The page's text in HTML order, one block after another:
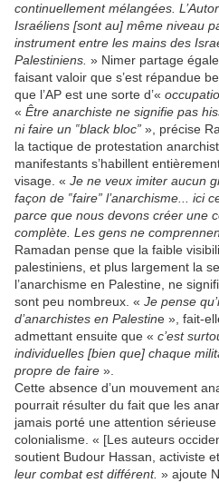
continuellement mélangées.
Israéliens [sont au] même niveau
instrument entre les mains des
Palestiniens. » Nimer partage
faisant valoir que s’est répandue
que l’AP est une sorte d’«
« Être anarchiste ne signifie pas
ni faire un ‟black bloc” », précise
la tactique de protestation
manifestants s’habillent
visage. « Je ne veux imiter aucun
façon de ‟faire” l’anarchisme... ici
parce que nous devons créer une
complète. Les gens ne
Ramadan pense que la faible
palestiniens, et plus largement la
l’anarchisme en Palestine, ne
sont peu nombreux. « Je pense
d’anarchistes en Palestine », fait-
admettant ensuite que « c’est
individuelles [bien que] chaque
propre de faire ».
Cette absence d’un mouvement
pourrait résulter du fait que les
jamais porté une attention
colonialisme. « [Les auteurs
soutient Budour Hassan, activiste
leur combat est différent. » ajoute